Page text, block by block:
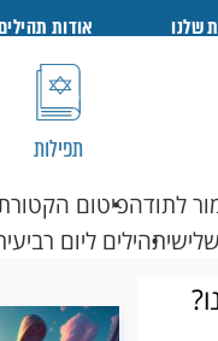
שלנו אודות תהילים
תפילות
לתודהפיטום
תהילים ליום רביעי